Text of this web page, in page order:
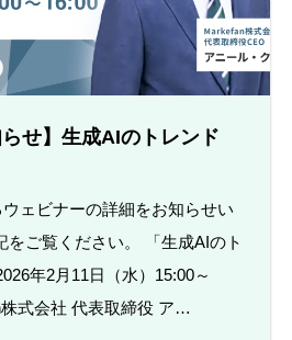
らせ】生成AIのトレンド
ェビナーの詳細をお知らせい
をご覧ください。 「生成AIのト
年2月11日（水）15:00～
式会社 代表取締役 ア…